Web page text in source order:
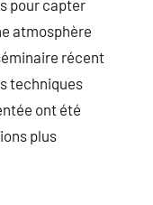
pour capter
atmosphère
récent
techniques
ont été
plus